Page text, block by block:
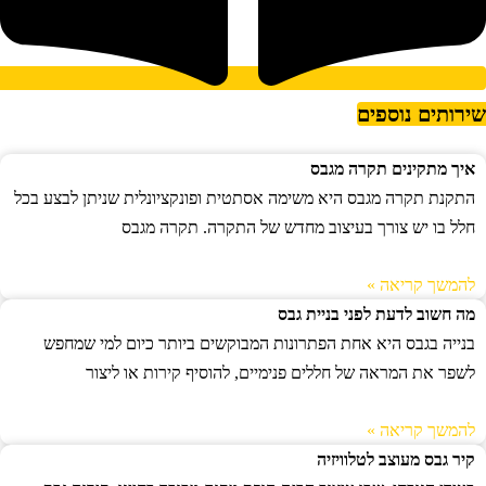
נוספים
איך מתקינים תקרה מגבס
התקנת תקרה מגבס היא משימה אסתטית ופונקציונלית שניתן לבצע בכל
חלל בו יש צורך בעיצוב מחדש של התקרה. תקרה מגבס
להמשך קריאה »
מה חשוב לדעת לפני בניית גבס
בנייה בגבס היא אחת הפתרונות המבוקשים ביותר כיום למי שמחפש
לשפר את המראה של חללים פנימיים, להוסיף קירות או ליצור
להמשך קריאה »
קיר גבס מעוצב לטלוויזיה